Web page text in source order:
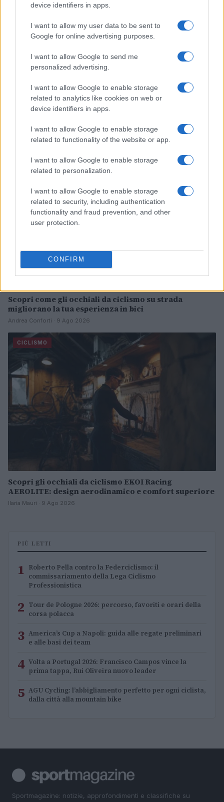
device identifiers in apps.
I want to allow my user data to be sent to
Google for online advertising purposes.
I want to allow Google to send me
personalized advertising.
I want to allow Google to enable storage
related to analytics like cookies on web or
device identifiers in apps.
I want to allow Google to enable storage
related to functionality of the website or app.
I want to allow Google to enable storage
related to personalization.
I want to allow Google to enable storage
related to security, including authentication
functionality and fraud prevention, and other
user protection.
CONFIRM
Scaroni nuovo leader
Francesca Lombardi · 9 Ago 2026
CICLISMO
Scopri come gli occhiali da ciclismo su strada
migliorano la tua esperienza in bici
Andrea Conforti · 9 Ago 2026
CICLISMO
Scopri gli occhiali da ciclismo EKOI Racing
AEROLITE: design aerodinamico e comfort superiore
Ilaria Mauri · 9 Ago 2026
PIÙ LETTI
1 Roberto Pella contro la Federciclismo: il
commissariamento della Lega Ciclismo
Professionistica
2 Tour de Pologne 2026: percorso, favoriti e orari della
corsa polacca
3 America’s Cup a Napoli: guida alle regate preliminari
e alle basi dei team
4 Volta a Portugal 2026: Francisco Campos vince la
prima tappa, Rui Oliveira nuovo leader
5 AGU Cycling: l’abbigliamento perfetto per ogni ciclista,
dalla città alla mountain bike
Sportmagazine: notizie, approfondimenti e classifiche su